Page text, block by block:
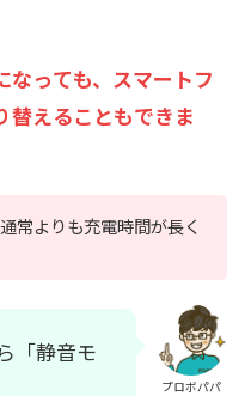
なっても、スマートフ
替えることもできま
常よりも充電時間が長く
プロボパパ
「静音モ